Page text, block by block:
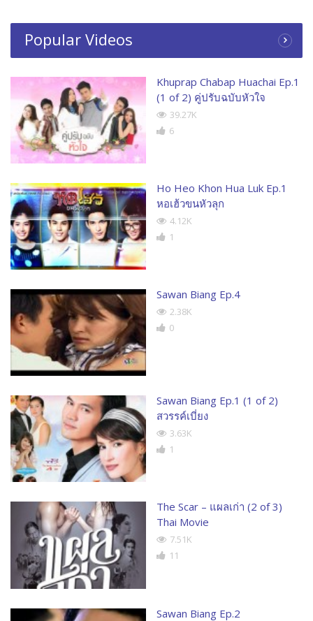
Popular Videos
Khuprap Chabap Huachai Ep.1
(1 of 2) คู่ปรับฉบับหัวใจ
39.27K
6
Ho Heo Khon Hua Luk Ep.1
หอเฮ้วขนหัวลุก
4.12K
1
Sawan Biang Ep.4
2.38K
0
Sawan Biang Ep.1 (1 of 2)
สวรรค์เบี่ยง
3.63K
1
The Scar – แผลเก่า (2 of 3)
Thai Movie
7.51K
11
Sawan Biang Ep.2